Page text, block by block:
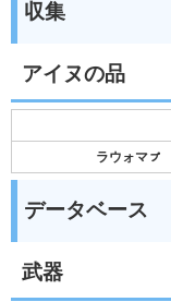
収集
アイヌの品
ラウォマㇷ゚
データベース
武器